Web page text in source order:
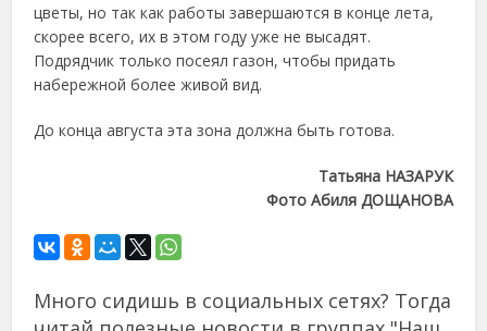
цветы, но так как работы завершаются в конце лета,
скорее всего, их в этом году уже не высадят.
Подрядчик только посеял газон, чтобы придать
набережной более живой вид.
До конца августа эта зона должна быть готова.
Татьяна НАЗАРУК
Фото Абиля ДОЩАНОВА
Много сидишь в социальных сетях? Тогда